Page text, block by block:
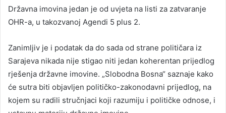
Državna imovina jedan je od uvjeta na listi za zatvaranje
OHR-a, u takozvanoj Agendi 5 plus 2.
Zanimljiv je i podatak da do sada od strane političara iz
Sarajeva nikada nije stigao niti jedan koherentan prijedlog
rješenja državne imovine. „Slobodna Bosna“ saznaje kako
će sutra biti objavljen političko-zakonodavni prijedlog, na
kojem su radili stručnjaci koji razumiju i političke odnose, i